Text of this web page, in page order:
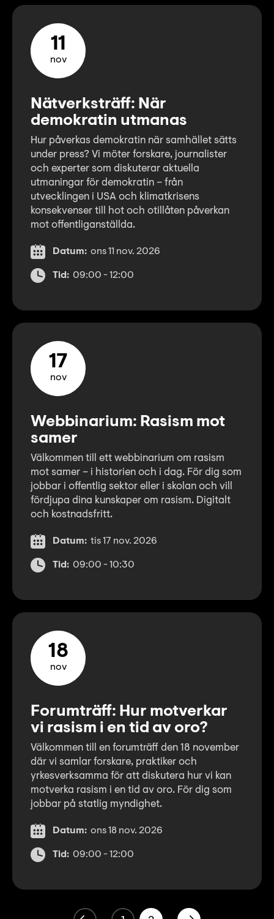
11
nov
Nätverksträff: När
demokratin utmanas
Hur påverkas demokratin när samhället sätts
under press? Vi möter forskare, journalister
och experter som diskuterar aktuella
utmaningar för demokratin – från
utvecklingen i USA och klimatkrisens
konsekvenser till hot och otillåten påverkan
mot offentliganställda.
Datum: ons 11 nov. 2026
Tid: 09:00 - 12:00
17
nov
Webbinarium: Rasism mot
samer
Välkommen till ett webbinarium om rasism
mot samer – i historien och i dag. För dig som
jobbar i offentlig sektor eller i skolan och vill
fördjupa dina kunskaper om rasism. Digitalt
och kostnadsfritt.
Datum: tis 17 nov. 2026
Tid: 09:00 - 10:30
18
nov
Forumträff: Hur motverkar
vi rasism i en tid av oro?
Välkommen till en forumträff den 18 november
där vi samlar forskare, praktiker och
yrkesverksamma för att diskutera hur vi kan
motverka rasism i en tid av oro. För dig som
jobbar på statlig myndighet.
Datum: ons 18 nov. 2026
Tid: 09:00 - 12:00